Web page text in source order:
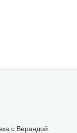
с Верандой.